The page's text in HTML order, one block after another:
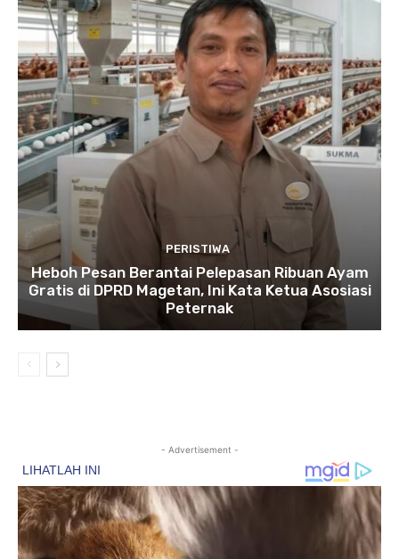
PERISTIWA
Heboh Pesan Berantai Pelepasan Ribuan Ayam
Gratis di DPRD Magetan, Ini Kata Ketua Asosiasi
Peternak
- Advertisement -